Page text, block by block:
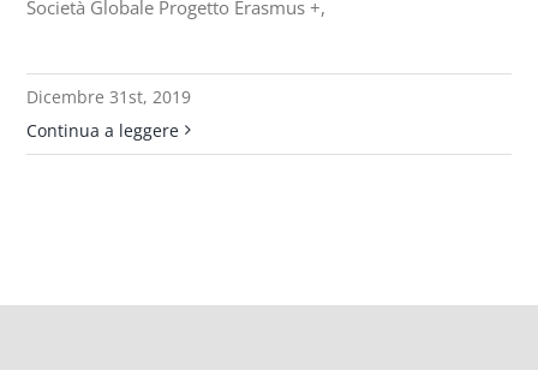
Società Globale Progetto Erasmus +,
Dicembre 31st, 2019
Continua a leggere